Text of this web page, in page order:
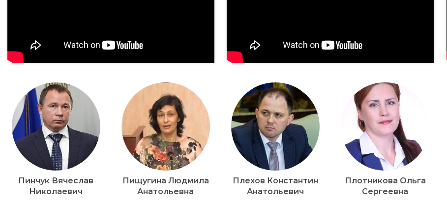
Пинчук Вячеслав
Николаевич
Пищугина Людмила
Анатольевна
Плехов Константин
Анатольевич
Плотникова Ольга
Сергеевна